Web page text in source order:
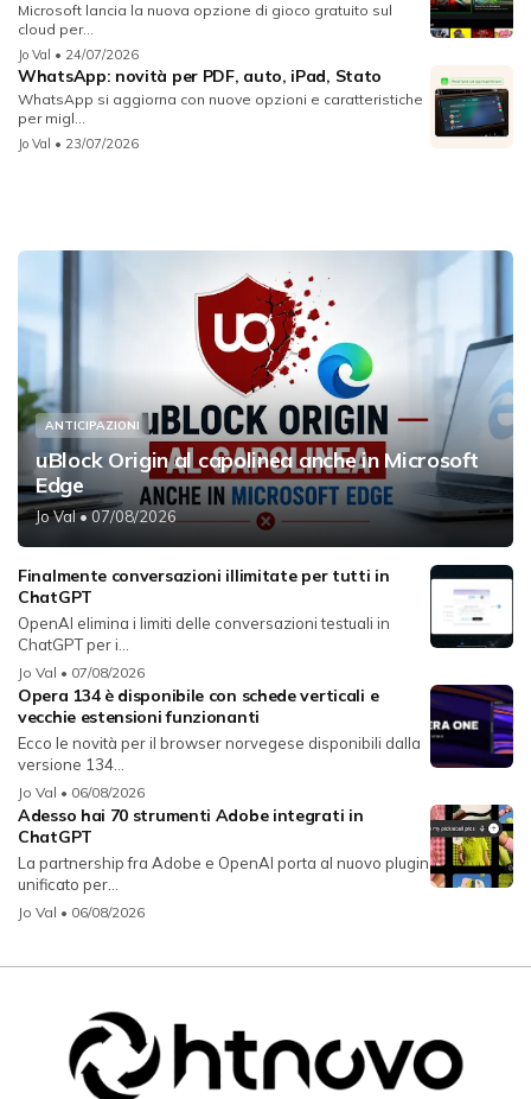
Microsoft lancia la nuova opzione di gioco gratuito sul
cloud per...
Jo Val • 24/07/2026
WhatsApp: novità per PDF, auto, iPad, Stato
WhatsApp si aggiorna con nuove opzioni e caratteristiche
per migl...
Jo Val • 23/07/2026
ANTICIPAZIONI
uBlock Origin al capolinea anche in Microsoft
Edge
Jo Val• 07/08/2026
Finalmente conversazioni illimitate per tutti in
ChatGPT
OpenAI elimina i limiti delle conversazioni testuali in
ChatGPT per i...
Jo Val • 07/08/2026
Opera 134 è disponibile con schede verticali e
vecchie estensioni funzionanti
Ecco le novità per il browser norvegese disponibili dalla
versione 134...
Jo Val • 06/08/2026
Adesso hai 70 strumenti Adobe integrati in
ChatGPT
La partnership fra Adobe e OpenAI porta al nuovo plugin
unificato per...
Jo Val • 06/08/2026